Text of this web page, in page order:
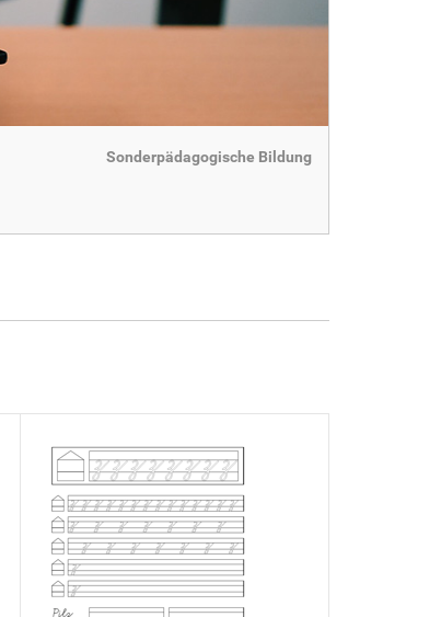
Sonderpädagogische Bildung